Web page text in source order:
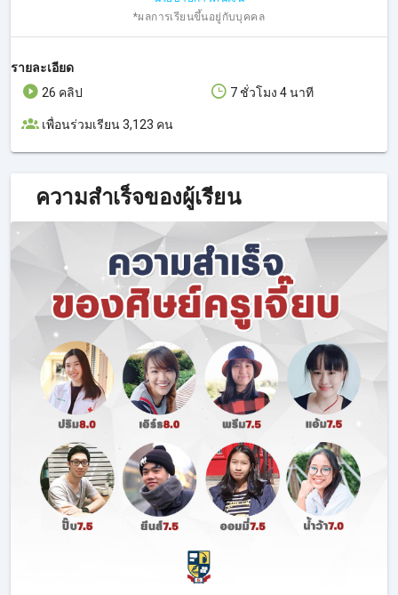
*ผลการเรียนขึ้นอยู่กับบุคคล
รายละเอียด
26 คลิป
7 ชั่วโมง 4 นาที
เพื่อนร่วมเรียน 3,123 คน
ความสำเร็จของผู้เรียน